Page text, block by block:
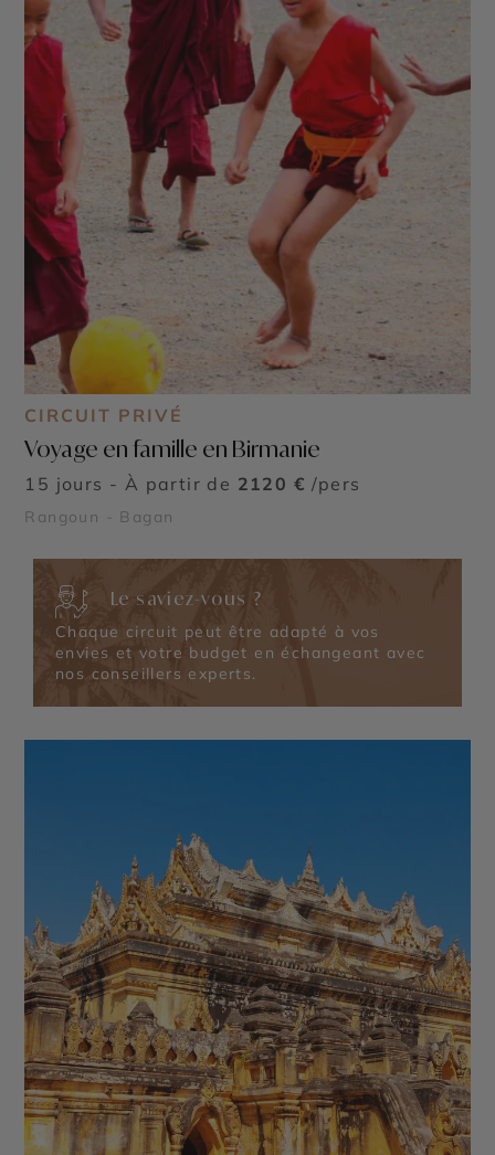
CIRCUIT PRIVÉ
Voyage en famille en Birmanie
15 jours - À partir de 2120 € /pers
Rangoun - Bagan
Le saviez-vous ?
Chaque circuit peut être adapté à vos
envies et votre budget en échangeant avec
nos conseillers experts.